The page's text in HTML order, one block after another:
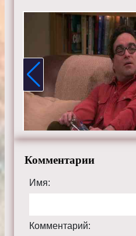
theorybigbang.ru.
Комментарии
Имя:
Комментарий: